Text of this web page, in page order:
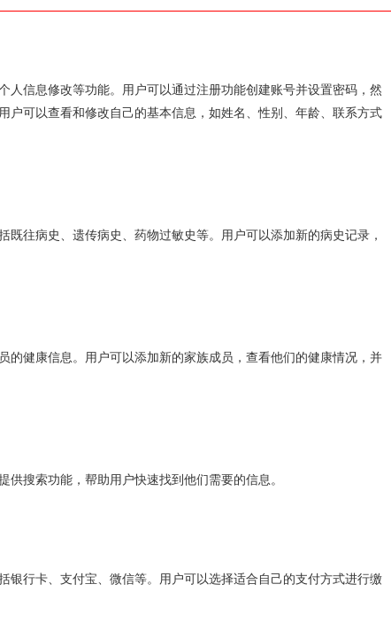
人信息修改等功能。用户可以通过注册功能创建账号并设置密码，然
户可以查看和修改自己的基本信息，如姓名、性别、年龄、联系方式
往病史、遗传病史、药物过敏史等。用户可以添加新的病史记录，
的健康信息。用户可以添加新的家族成员，查看他们的健康情况，并
搜索功能，帮助用户快速找到他们需要的信息。
银行卡、支付宝、微信等。用户可以选择适合自己的支付方式进行缴